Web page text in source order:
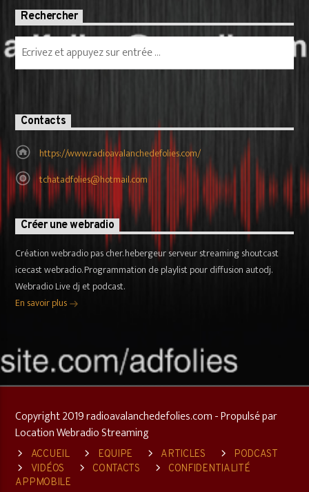
Rechercher
Contacts
https://www.radioavalanchedefolies.com/
tchatadfolies@hotmail.com
Créer une webradio
Création webradio pas cher. hebergeur serveur streaming shoutcast
icecast webradio. Programmation de playlist pour diffusion autodj.
Webradio Live dj et podcast.
En savoir plus
Copyright 2019 radioavalanchedefolies.com - Propulsé par
Location Webradio Streaming
ACCUEIL EQUIPE ARTICLES
PODCAST
VIDÉOS
CONTACTS
CONFIDENTIALITÉ
APPMOBILE